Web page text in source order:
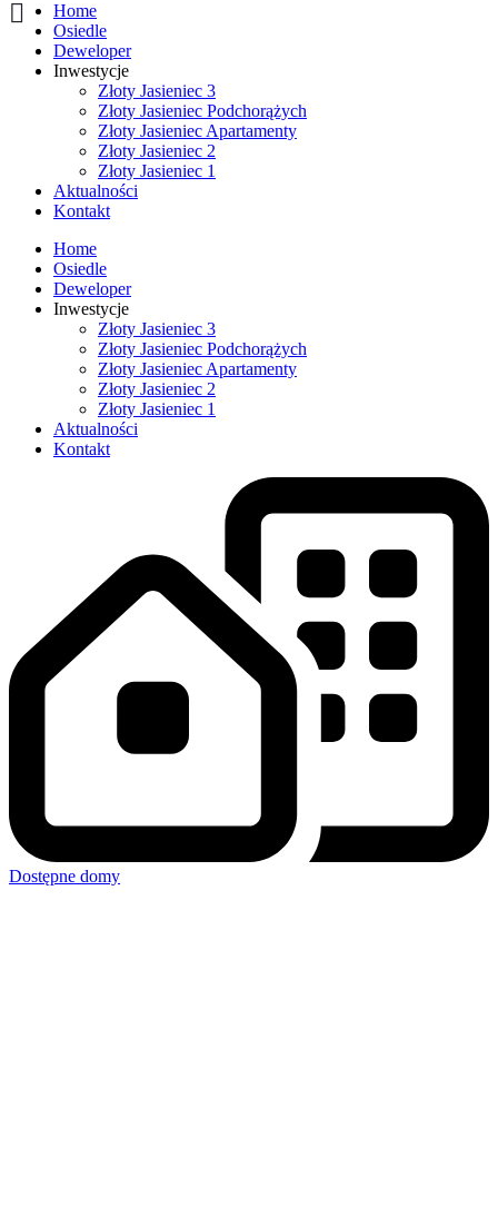
Home
Osiedle
Deweloper
Inwestycje
Złoty Jasieniec 3
Złoty Jasieniec Podchorążych
Złoty Jasieniec Apartamenty
Złoty Jasieniec 2
Złoty Jasieniec 1
Aktualności
Kontakt
Home
Osiedle
Deweloper
Inwestycje
Złoty Jasieniec 3
Złoty Jasieniec Podchorążych
Złoty Jasieniec Apartamenty
Złoty Jasieniec 2
Złoty Jasieniec 1
Aktualności
Kontakt
Dostępne domy